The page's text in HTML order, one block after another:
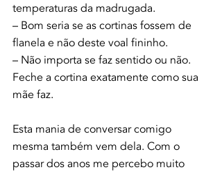
temperaturas da madrugada.
– Bom seria se as cortinas fossem de
flanela e não deste voal fininho.
– Não importa se faz sentido ou não.
Feche a cortina exatamente como sua
mãe faz.
Esta mania de conversar comigo
mesma também vem dela. Com o
passar dos anos me percebo muito